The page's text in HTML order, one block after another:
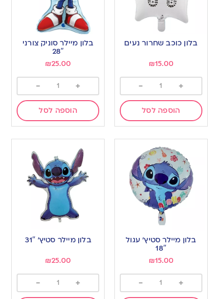
בלון כוכב שחרור נעים
₪15.00
+
-
הוספה לסל
בלון מיילר סוניק צורני
28″
₪25.00
+
-
הוספה לסל
בלון מיילר סטיץ’ עגול
18″
₪15.00
+
-
בלון מיילר סטיץ’ 31″
₪25.00
+
-